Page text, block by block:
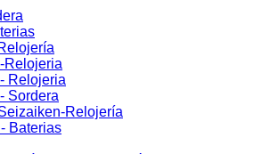
Relojeria
Relojeria
Sordera
Relojería
Baterias